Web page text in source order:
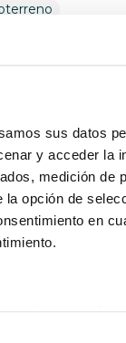
sus datos
y acceder la
medición de
opción de
en